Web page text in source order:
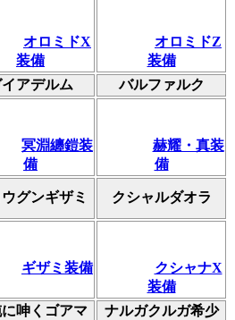
オロミドX
装備
オロミドZ
装備
イアデルム バルファルク
冥淵纏鎧装
備
赫耀・真装
備
グンギザミ クシャルダオラ
ギザミ装備
クシャナX
装備
呻くゴアマ
ナルガクルガ希少